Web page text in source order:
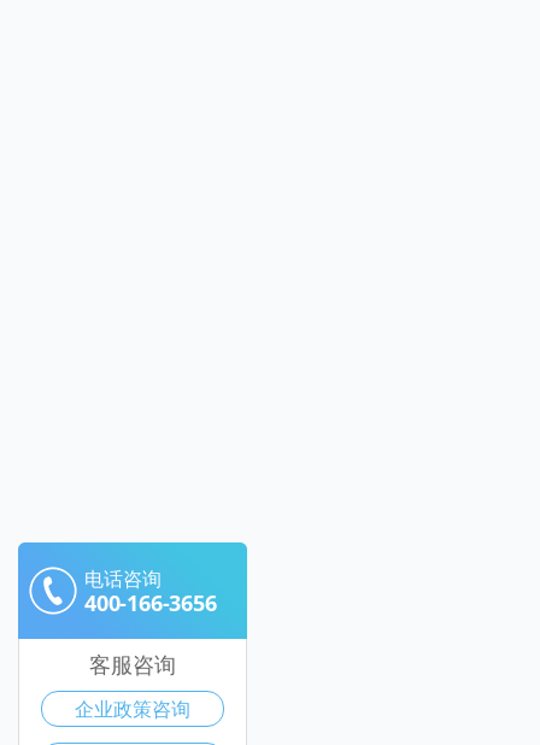
电话咨询
400-166-3656
客服咨询
企业政策咨询